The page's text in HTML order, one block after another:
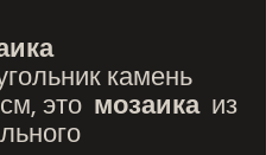
камень
это мозаикаиз